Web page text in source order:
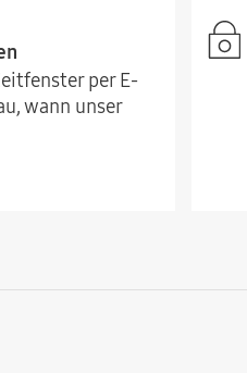
per E-
wann unser